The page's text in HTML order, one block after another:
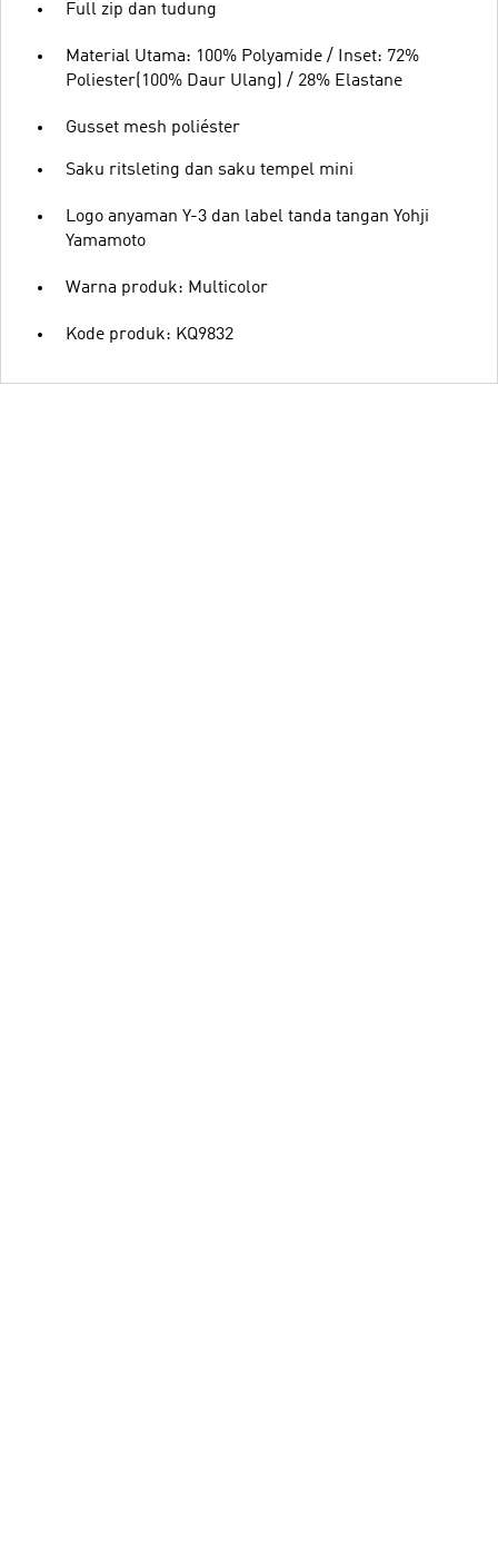
Full zip dan tudung
Material Utama: 100% Polyamide / Inset: 72%
Poliester(100% Daur Ulang) / 28% Elastane
Gusset mesh poliéster
Saku ritsleting dan saku tempel mini
Logo anyaman Y-3 dan label tanda tangan Yohji
Yamamoto
Warna produk: Multicolor
Kode produk: KQ9832